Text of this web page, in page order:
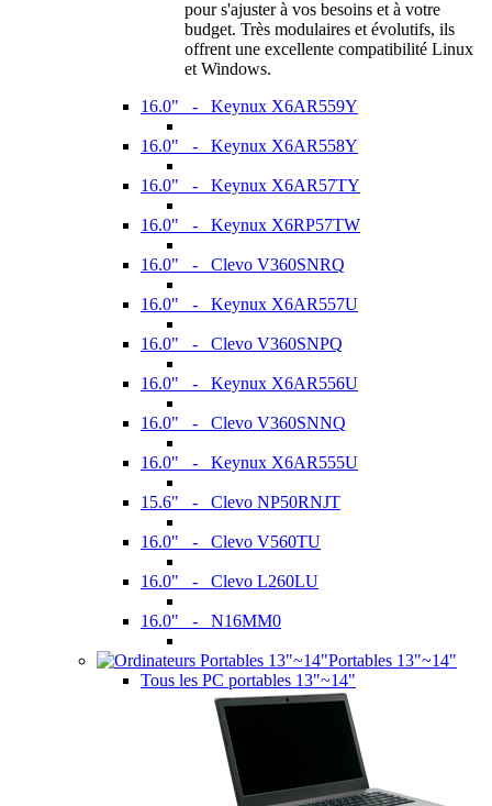
pour s'ajuster à vos besoins et à votre
budget. Très modulaires et évolutifs, ils
offrent une excellente compatibilité Linux
et Windows.
16.0" - Keynux X6AR559Y
16.0" - Keynux X6AR558Y
16.0" - Keynux X6AR57TY
16.0" - Keynux X6RP57TW
16.0" - Clevo V360SNRQ
16.0" - Keynux X6AR557U
16.0" - Clevo V360SNPQ
16.0" - Keynux X6AR556U
16.0" - Clevo V360SNNQ
16.0" - Keynux X6AR555U
15.6" - Clevo NP50RNJT
16.0" - Clevo V560TU
16.0" - Clevo L260LU
16.0" - N16MM0
Portables 13"~14"
Tous les PC portables 13"~14"